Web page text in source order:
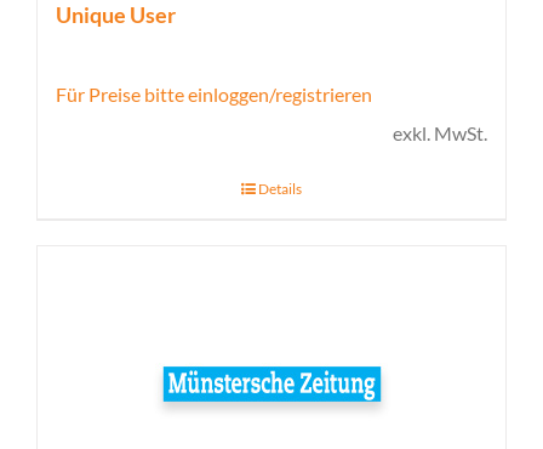
Unique User
Für Preise bitte einloggen/registrieren
exkl. MwSt.
Details